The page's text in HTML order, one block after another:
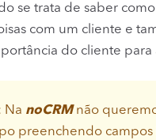
se trata de saber
com um cliente e
do cliente para
Na noCRMnão
preenchendo campos